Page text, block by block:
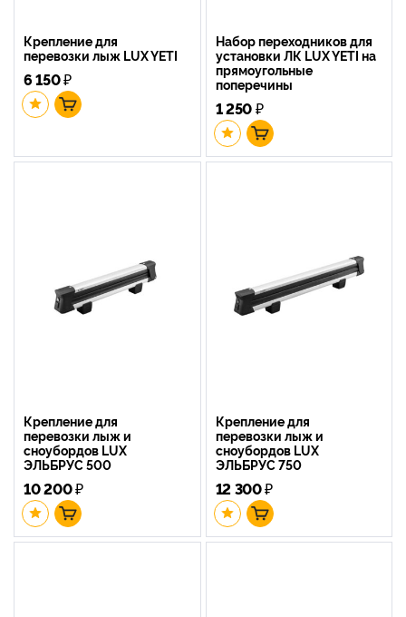
Крепление для
перевозки лыж LUX YETI
6 150₽
Набор переходников для
установки ЛК LUX YETI на
прямоугольные
поперечины
1 250₽
Крепление для
перевозки лыж и
сноубордов LUX
ЭЛЬБРУС 500
10 200₽
Крепление для
перевозки лыж и
сноубордов LUX
ЭЛЬБРУС 750
12 300₽